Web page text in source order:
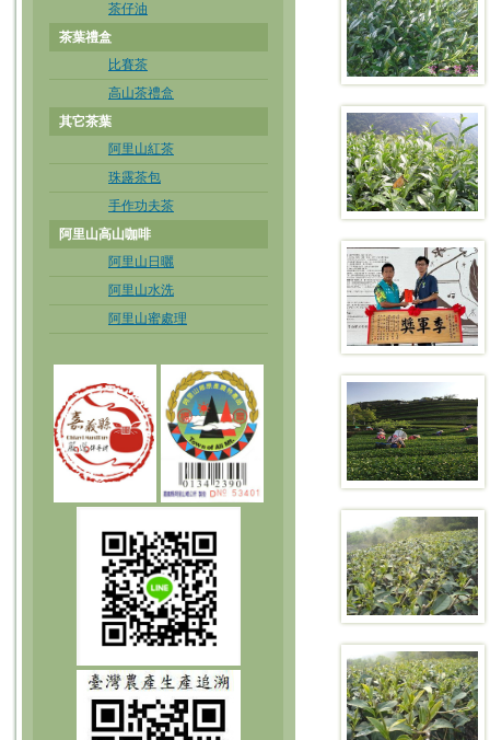
茶仔油
茶葉禮盒
比賽茶
高山茶禮盒
其它茶葉
阿里山紅茶
珠露茶包
手作功夫茶
阿里山高山咖啡
阿里山日曬
阿里山水洗
阿里山蜜處理